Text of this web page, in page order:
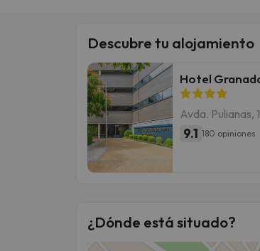
Descubre tu alojamiento
Hotel
Avda. Pulianas,
9.1 180 opiniones
¿Dónde está situado?